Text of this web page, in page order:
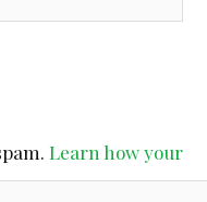
Learn how your